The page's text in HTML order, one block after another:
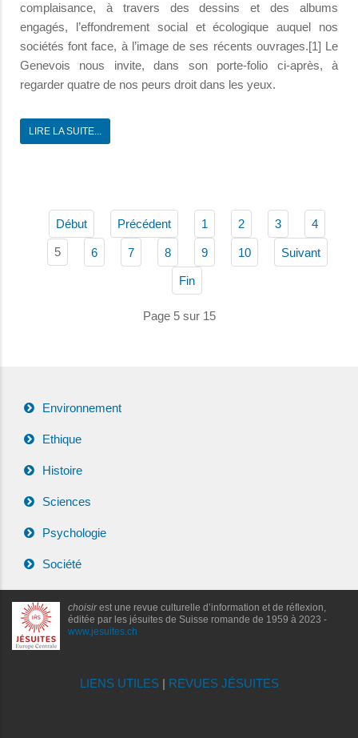
complaisance, à travers des dessins et des albums
engagés, l’effondrement social et écologique auquel nos
sociétés font face, à l’image de ses récents ouvrages.[1] Le
Genevois nous invite, dans son porte-folio ci-après, à
regarder quatre de nos peurs droit dans les yeux.
LIRE LA SUITE...
Début Précédent 1 2 3 4
5 6 7 8 9 10 Suivant
Fin
Page 5 sur 15
Environnement
Ethique
Histoire
Sciences
Psychologie
Société
choisirest une revue culturelle d’information et de réflexion,
éditée par les jésuites de Suisse romande de 1959 à 2023 -
www.jesuites.ch
LIENS UTILES| REVUES JÉSUITES